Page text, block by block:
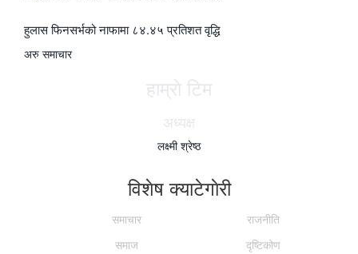
हुलास फिनसर्भको नाफामा ८४.४५ प्रतिशत वृद्धि
अरु समाचार
हाम्राे टिम
अध्यक्ष
लक्ष्मी श्रेष्ठ
विशेष क्याटेगाेरी
समाचार
राजनीति
समाज
दृष्टिकोण